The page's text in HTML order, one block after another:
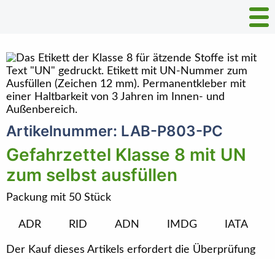
Artikelnummer: LAB-P803-PC
Gefahrzettel Klasse 8 mit UN
zum selbst ausfüllen
Packung mit 50 Stück
ADR RID ADN IMDG IATA
Der Kauf dieses Artikels erfordert die Überprüfung